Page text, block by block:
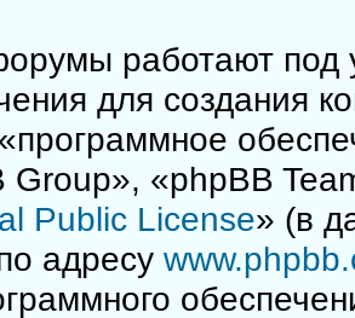
работают под
для создания
Group», «phpBB
Public License» (в
адресу